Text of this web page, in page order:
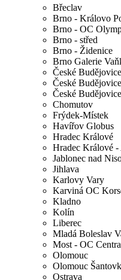
Břeclav
Brno - Královo
Brno - OC
Brno - střed
Brno - Židenice
Brno Galerie
České
České
České
Chomutov
Frýdek-Místek
Havířov Globus
Hradec Králové
Hradec Králové
Jablonec nad
Jihlava
Karlovy Vary
Karviná OC
Kladno
Kolín
Liberec
Mladá Boleslav
Most - OC
Olomouc
Olomouc
Ostrava